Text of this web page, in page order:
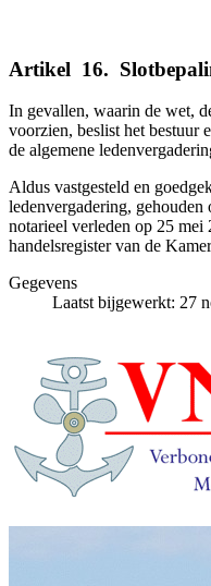
Artikel 16.
In gevallen, waarin de wet,
voorzien, beslist het bestuur
de algemene
Aldus vastgesteld en
ledenvergadering,
notarieel verleden op 25 mei
handelsregister van de
Gegevens
Laatst bijgewerkt: 27